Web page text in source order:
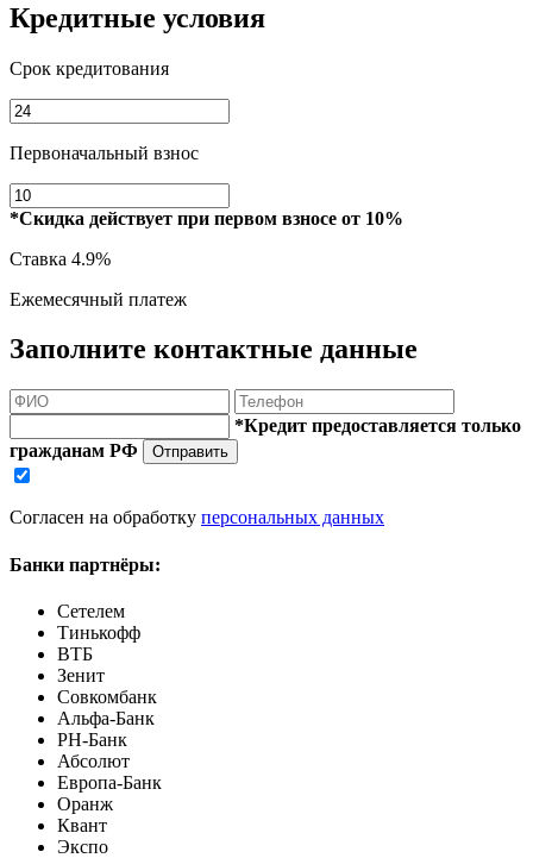
Кредитные условия
Срок кредитования
Первоначальный взнос
*Скидка действует при первом взносе от 10%
Ставка 4.9%
Ежемесячный платеж
Заполните контактные данные
*Кредит предоставляется только
гражданам РФ
Отправить
Согласен на обработку персональных данных
Банки партнёры:
Сетелем
Тинькофф
ВТБ
Зенит
Совкомбанк
Альфа-Банк
РН-Банк
Абсолют
Европа-Банк
Оранж
Квант
Экспо